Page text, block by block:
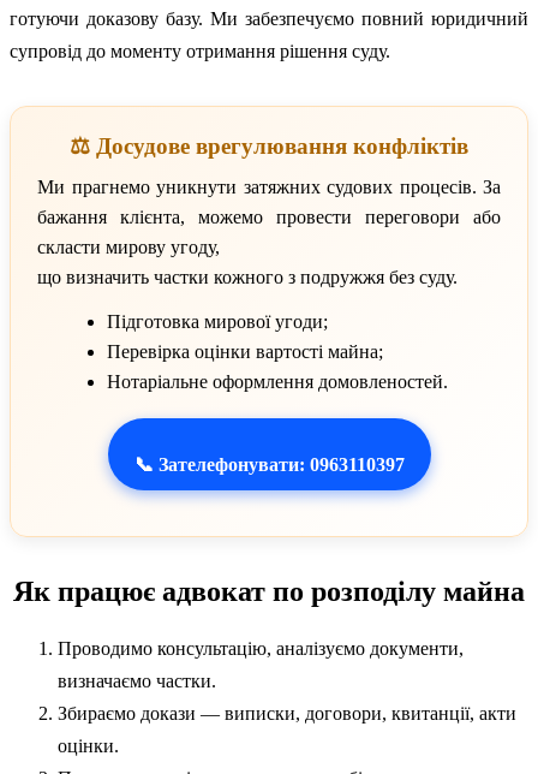
готуючи доказову базу. Ми забезпечуємо повний юридичний
супровід до моменту отримання рішення суду.
⚖️ Досудове врегулювання конфліктів
Ми прагнемо уникнути затяжних судових процесів. За
бажання клієнта, можемо провести переговори або
скласти мирову угоду,
що визначить частки кожного з подружжя без суду.
Підготовка мирової угоди;
Перевірка оцінки вартості майна;
Нотаріальне оформлення домовленостей.
📞 Зателефонувати: 0963110397
Як працює адвокат по розподілу майна
Проводимо консультацію, аналізуємо документи,
визначаємо частки.
Збираємо докази — виписки, договори, квитанції, акти
оцінки.